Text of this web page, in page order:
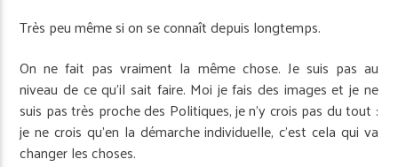
Très peu même si on se connaît depuis longtemps.
On ne fait pas vraiment la même chose. Je suis pas au
niveau de ce qu’il sait faire. Moi je fais des images et je ne
suis pas très proche des Politiques, je n’y crois pas du tout :
je ne crois qu’en la démarche individuelle, c’est cela qui va
changer les choses.